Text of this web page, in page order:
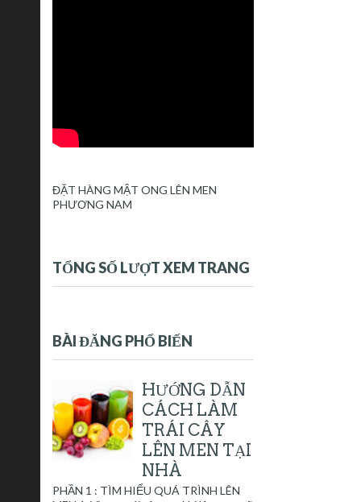
ĐẶT HÀNG MẬT ONG LÊN MEN
PHƯƠNG NAM
TỔNG SỐ LƯỢT XEM TRANG
BÀI ĐĂNG PHỔ BIẾN
HƯỚNG DẪN
CÁCH LÀM
TRÁI CÂY
LÊN MEN TẠI
NHÀ
PHẦN 1 : TÌM HIỂU QUÁ TRÌNH LÊN